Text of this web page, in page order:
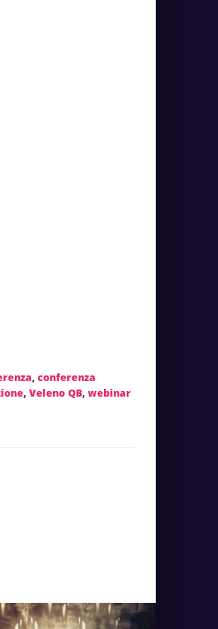
,conferenza
,Veleno QB,webinar